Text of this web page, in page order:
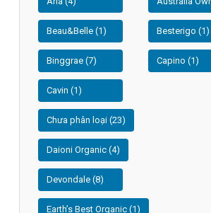
Beau&Belle (1) Besterigo (1)
Binggrae (7) Capino (1)
Cavin (1)
Chưa phân loại (23)
Daioni Organic (4)
Devondale (8)
Earth’s Best Organic (1)